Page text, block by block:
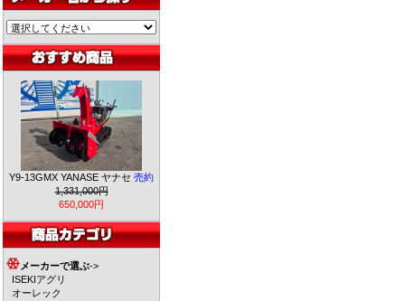
Y9-13GMX YANASE ヤナセ 売約
1,331,000円
650,000円
メーカーで選ぶ->
ISEKIアグリ
オーレック